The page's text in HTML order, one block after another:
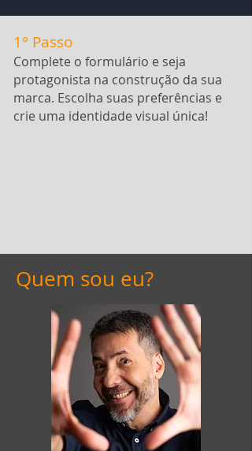
1° Passo
Complete o formulário e seja
protagonista na construção da sua
marca. Escolha suas preferências e
crie uma identidade visual única!
Quem sou eu?